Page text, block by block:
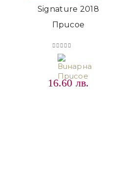
Signature 2018
Присое
out of 5
16.60лв.